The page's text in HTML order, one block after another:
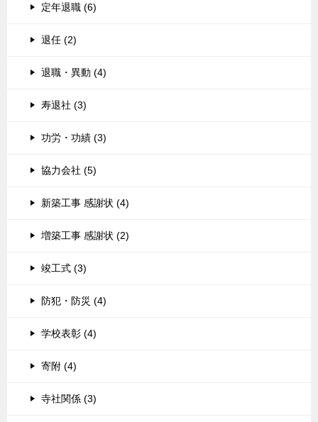
定年退職 (6)
退任 (2)
退職・異動 (4)
寿退社 (3)
功労・功績 (3)
協力会社 (5)
新築工事 感謝状 (4)
増築工事 感謝状 (2)
竣工式 (3)
防犯・防災 (4)
学校表彰 (4)
寄附 (4)
寺社関係 (3)